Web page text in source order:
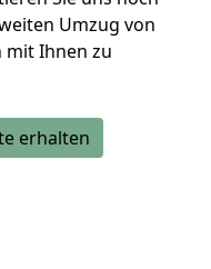
Umzug von
mit Ihnen zu
erhalten